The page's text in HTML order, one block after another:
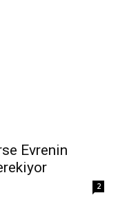
Evrenin
2